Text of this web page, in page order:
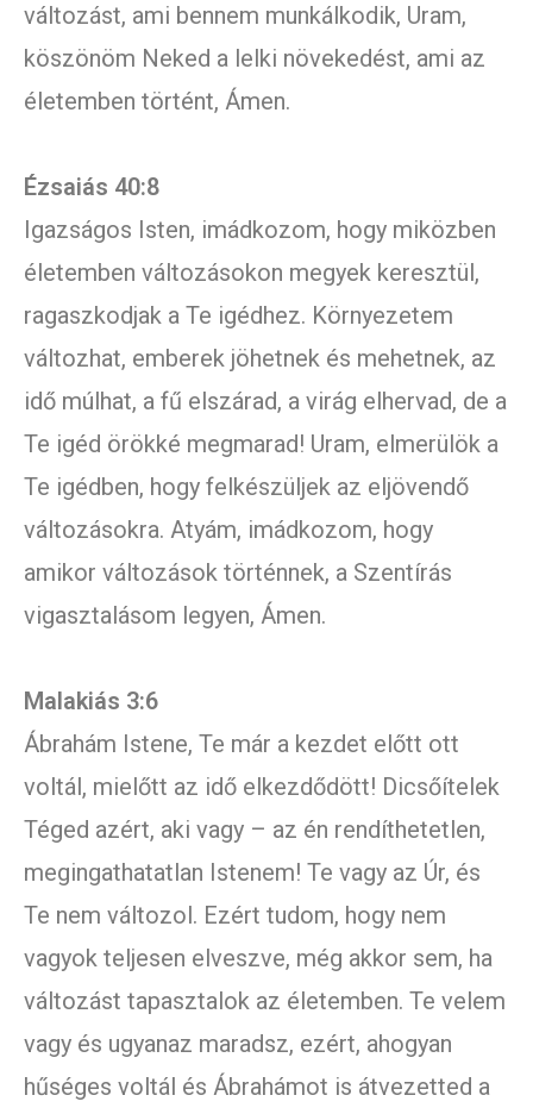
változást, ami bennem munkálkodik, Uram,
köszönöm Neked a lelki növekedést, ami az
életemben történt, Ámen.
Ézsaiás 40:8
Igazságos Isten, imádkozom, hogy miközben
életemben változásokon megyek keresztül,
ragaszkodjak a Te igédhez. Környezetem
változhat, emberek jöhetnek és mehetnek, az
idő múlhat, a fű elszárad, a virág elhervad, de a
Te igéd örökké megmarad! Uram, elmerülök a
Te igédben, hogy felkészüljek az eljövendő
változásokra. Atyám, imádkozom, hogy
amikor változások történnek, a Szentírás
vigasztalásom legyen, Ámen.
Malakiás 3:6
Ábrahám Istene, Te már a kezdet előtt ott
voltál, mielőtt az idő elkezdődött! Dicsőítelek
Téged azért, aki vagy – az én rendíthetetlen,
megingathatatlan Istenem! Te vagy az Úr, és
Te nem változol. Ezért tudom, hogy nem
vagyok teljesen elveszve, még akkor sem, ha
változást tapasztalok az életemben. Te velem
vagy és ugyanaz maradsz, ezért, ahogyan
hűséges voltál és Ábrahámot is átvezetted a